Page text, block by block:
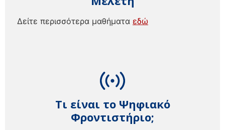
Τι είναι το Ψηφιακό
Φροντιστήριο;
Δείτε περισσότερα μαθήματα εδώ